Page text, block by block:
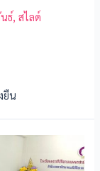
ธ์,สไลด์
ยืน